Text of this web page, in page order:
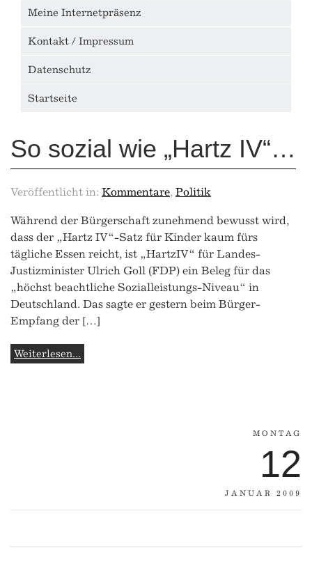
Meine Internetpräsenz
Kontakt / Impressum
Datenschutz
Startseite
So sozial wie „Hartz IV“…
Veröffentlicht in: Kommentare, Politik
Während der Bürgerschaft zunehmend bewusst wird,
dass der „Hartz IV“-Satz für Kinder kaum fürs
tägliche Essen reicht, ist „HartzIV“ für Landes-
Justizminister Ulrich Goll (FDP) ein Beleg für das
„höchst beachtliche Sozialleistungs-Niveau“ in
Deutschland. Das sagte er gestern beim Bürger-
Empfang der […]
Weiterlesen...
MONTAG
12
JANUAR 2009